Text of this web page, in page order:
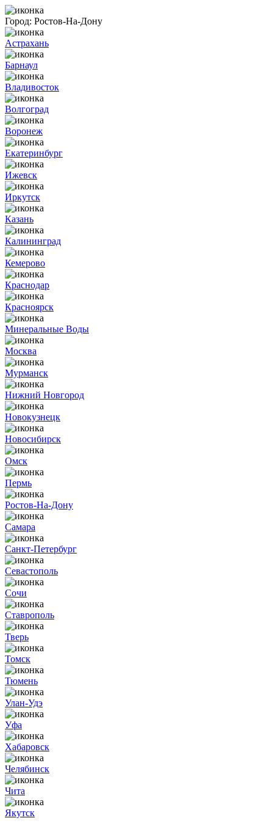
Город: Ростов-На-Дону
Астрахань
Барнаул
Владивосток
Волгоград
Воронеж
Екатеринбург
Ижевск
Иркутск
Казань
Калининград
Кемерово
Краснодар
Красноярск
Минеральные Воды
Москва
Мурманск
Нижний Новгород
Новокузнецк
Новосибирск
Омск
Пермь
Ростов-На-Дону
Самара
Санкт-Петербург
Севастополь
Сочи
Ставрополь
Тверь
Томск
Тюмень
Улан-Удэ
Уфа
Хабаровск
Челябинск
Чита
Якутск